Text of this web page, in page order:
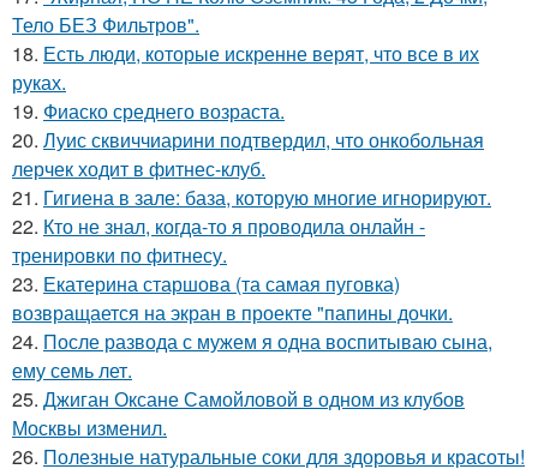
Тело БЕЗ Фильтров".
18. Есть люди, которые искренне верят, что все в их
руках.
19. Фиаско среднего возраста.
20. Луис сквиччиарини подтвердил, что онкобольная
лерчек ходит в фитнес-клуб.
21. Гигиена в зале: база, которую многие игнорируют.
22. Кто не знал, когда-то я проводила онлайн -
тренировки по фитнесу.
23. Екатерина старшова (та самая пуговка)
возвращается на экран в проекте "папины дочки.
24. После развода с мужем я одна воспитываю сына,
ему семь лет.
25. Джиган Оксане Самойловой в одном из клубов
Москвы изменил.
26. Полезные натуральные соки для здоровья и красоты!